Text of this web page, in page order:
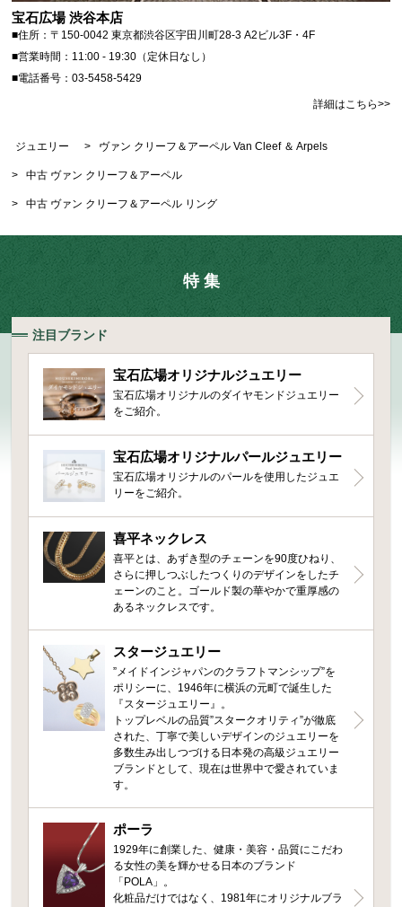
宝石広場 渋谷本店
■住所：〒150-0042 東京都渋谷区宇田川町28-3 A2ビル3F・4F
■営業時間：11:00 - 19:30（定休日なし）
■電話番号：03-5458-5429
詳細はこちら>>
ジュエリー > ヴァン クリーフ＆アーペル Van Cleef ＆ Arpels
> 中古 ヴァン クリーフ＆アーペル
> 中古 ヴァン クリーフ＆アーペル リング
特 集
注目ブランド
宝石広場オリジナルジュエリー
宝石広場オリジナルのダイヤモンドジュエリー
をご紹介。
宝石広場オリジナルパールジュエリー
宝石広場オリジナルのパールを使用したジュエ
リーをご紹介。
喜平ネックレス
喜平とは、あずき型のチェーンを90度ひねり、
さらに押しつぶしたつくりのデザインをしたチ
ェーンのこと。ゴールド製の華やかで重厚感の
あるネックレスです。
スタージュエリー
”メイドインジャパンのクラフトマンシップ”を
ポリシーに、1946年に横浜の元町で誕生した
『スタージュエリー』。
トップレベルの品質”スタークオリティ”が徹底
された、丁寧で美しいデザインのジュエリーを
多数生み出しつづける日本発の高級ジュエリー
ブランドとして、現在は世界中で愛されていま
す。
ポーラ
1929年に創業した、健康・美容・品質にこだわ
る女性の美を輝かせる日本のブランド
「POLA」。
化粧品だけではなく、1981年にオリジナルブラ